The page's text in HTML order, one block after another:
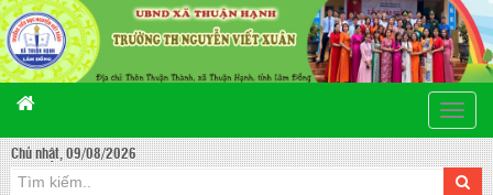
Toggle
Chủ nhật, 09/08/2026